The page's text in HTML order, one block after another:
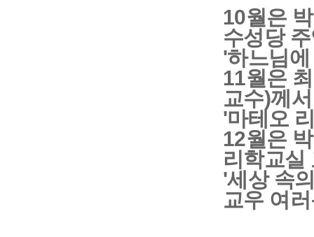
10월은
수성당
'하느님
11월은
교수)께서
'마테오
12월은
리학교실
'세상 속
교우 여